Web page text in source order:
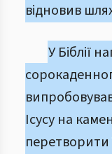
відновив
У Біблії
Ісусу на
перетворити